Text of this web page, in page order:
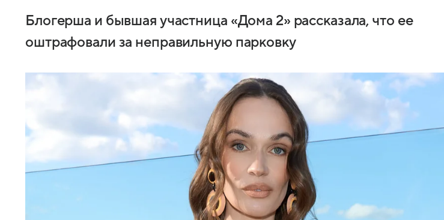
Блогерша и бывшая участница «Дома 2» рассказала, что ее
оштрафовали за неправильную парковку